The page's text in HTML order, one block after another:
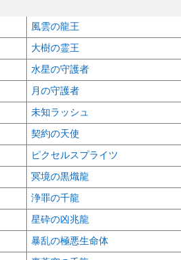
風雲の龍王
大樹の霊王
水星の守護者
月の守護者
未知ラッシュ
契約の天使
ピクセルスプライツ
冥境の黒熾龍
浄罪の千龍
星砕の凶兆龍
暴乱の極悪生命体